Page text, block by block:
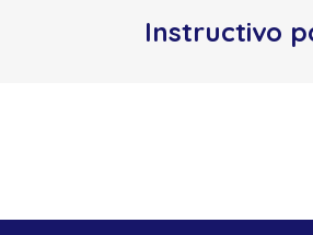
Instructivo